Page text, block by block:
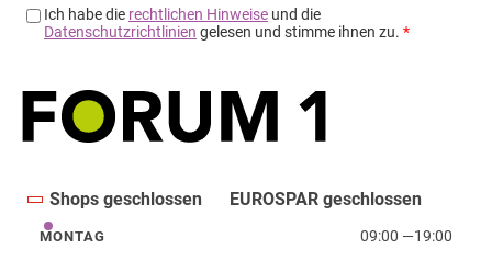
Shops geschlossen EUROSPAR geschlossen
Montag
MONTAG 09:00 —19:00